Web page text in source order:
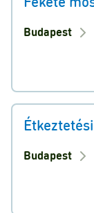
Budapest
Budapest